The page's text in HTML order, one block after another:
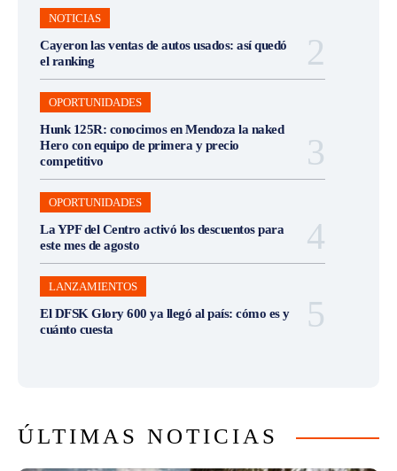
NOTICIAS
Cayeron las ventas de autos usados: así quedó
el ranking
OPORTUNIDADES
Hunk 125R: conocimos en Mendoza la naked
Hero con equipo de primera y precio
competitivo
OPORTUNIDADES
La YPF del Centro activó los descuentos para
este mes de agosto
LANZAMIENTOS
El DFSK Glory 600 ya llegó al país: cómo es y
cuánto cuesta
ÚLTIMAS NOTICIAS